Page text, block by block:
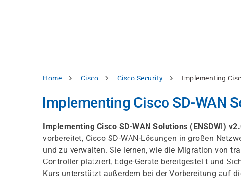
Pfadnavigation
Home Cisco Cisco Security Implementing
Implementing Cisco SD-WAN
Implementing Cisco SD-WAN Solutions (ENSDWI)
vorbereitet, Cisco SD-WAN-Lösungen in großen
und zu verwalten. Sie lernen, wie die Migration von
Controller platziert, Edge-Geräte bereitgestellt und
Kurs unterstützt außerdem bei der Vorbereitung auf
Datenschutzhinweis